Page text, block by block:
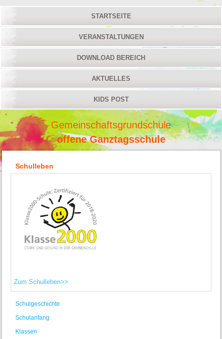
STARTSEITE
VERANSTALTUNGEN
DOWNLOAD BEREICH
AKTUELLES
KIDS POST
Gemeinschaftsgrundschule
offene Ganztagsschule
Schulleben
Zum Schulleben>>
Schulgeschichte
Schulanfang
Klassen